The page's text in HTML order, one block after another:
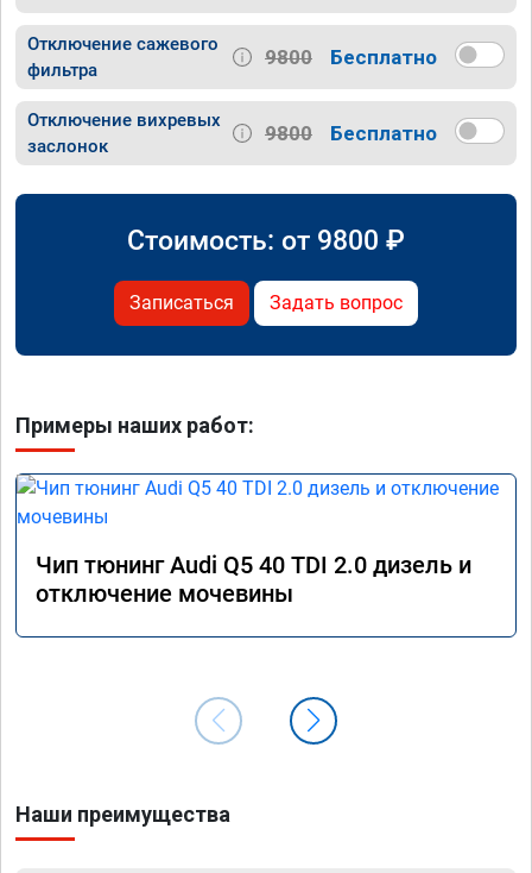
Отключение сажевого
фильтра
9800 Бесплатно
Отключение вихревых
заслонок
9800 Бесплатно
Стоимость: от 9800 ₽
Записаться Задать вопрос
Примеры наших работ:
Чип тюнинг Audi Q5 40 TDI 2.0 дизель и
отключение мочевины
Наши преимущества